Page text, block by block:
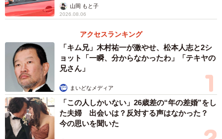
山岡 もと子
2026.08.06
アクセスランキング
「キム兄」木村祐一が激やせ、松本人志と2シ
ョット「一瞬、分からなかったわ」「テキヤの
兄さん」
まいどなメディア
「この人しかいない」26歳差の“年の差婚”をし
た夫婦 出会いは？反対する声はなかった？
今の思いを聞いた